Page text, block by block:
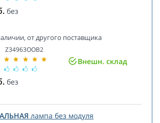
без
от другого поставщика
Z34963OOB2
Внешн. склад
без
лампа без модуля